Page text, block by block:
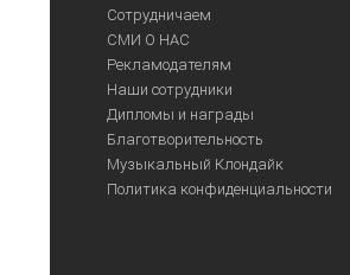
Сотрудничаем
СМИ О НАС
Рекламодателям
Наши сотрудники
Дипломы и награды
Благотворительность
Музыкальный Клондайк
Политика конфиденциальности